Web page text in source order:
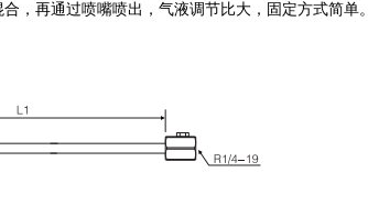
，再通过喷嘴喷出，气液调节比大，固定方式简单。